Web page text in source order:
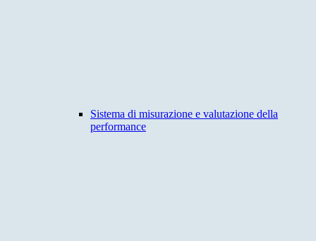
Sistema di misurazione e valutazione della
performance